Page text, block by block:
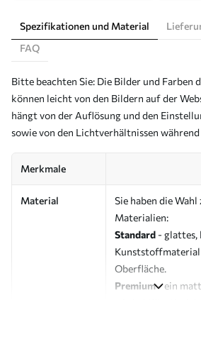
Spezifikationen und Material
FAQ
Bitte beachten Sie: Die Bilder und Farben
können leicht von den Bildern auf der
hängt von der Auflösung und den
sowie von den Lichtverhältnissen
Merkmale
Material
Sie haben die
Materialien:
Standard - glattes,
Oberfläche.
Premium- ein